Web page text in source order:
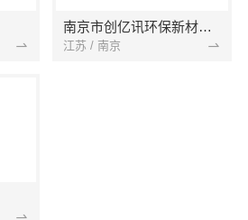
南京市创亿讯环保新材料有限公司
江苏 / 南京